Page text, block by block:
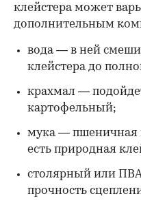
клейстера может
дополнительным
вода — в ней
клейстера до
крахмал —
картофельный;
мука — пшеничная
есть природная
столярный или
прочность